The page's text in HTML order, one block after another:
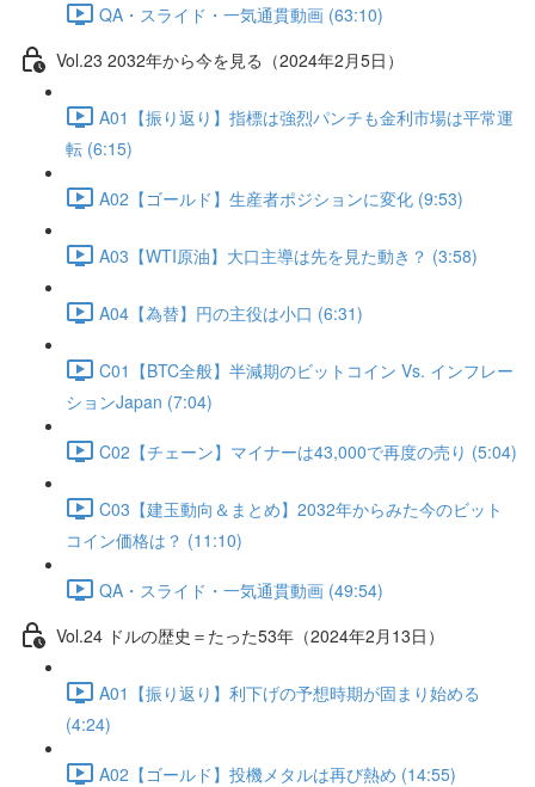
QA・スライド・一気通貫動画 (63:10)
Vol.23 2032年から今を見る（2024年2月5日）
A01【振り返り】指標は強烈パンチも金利市場は平常運
転 (6:15)
A02【ゴールド】生産者ポジションに変化 (9:53)
A03【WTI原油】大口主導は先を見た動き？ (3:58)
A04【為替】円の主役は小口 (6:31)
C01【BTC全般】半減期のビットコイン Vs. インフレー
ションJapan (7:04)
C02【チェーン】マイナーは43,000で再度の売り (5:04)
C03【建玉動向＆まとめ】2032年からみた今のビット
コイン価格は？ (11:10)
QA・スライド・一気通貫動画 (49:54)
Vol.24 ドルの歴史＝たった53年（2024年2月13日）
A01【振り返り】利下げの予想時期が固まり始める
(4:24)
A02【ゴールド】投機メタルは再び熱め (14:55)